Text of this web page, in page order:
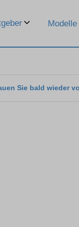
Modelle
Sie bald wieder